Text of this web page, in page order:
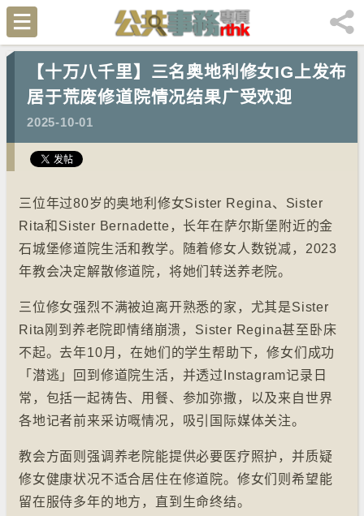
【十万八千里】三名奥地利修女IG上发布
居于荒废修道院情况结果广受欢迎
2025-10-01
三位年过80岁的奥地利修女Sister Regina、Sister
Rita和Sister Bernadette，长年在萨尔斯堡附近的金
石城堡修道院生活和教学。随着修女人数锐减，2023
年教会决定解散修道院，将她们转送养老院。
三位修女强烈不满被迫离开熟悉的家，尤其是Sister
Rita刚到养老院即情绪崩溃，Sister Regina甚至卧床
不起。去年10月，在她们的学生帮助下，修女们成功
「潜逃」回到修道院生活，并透过Instagram记录日
常，包括一起祷告、用餐、参加弥撒，以及来自世界
各地记者前来采访嘅情况，吸引国际媒体关注。
教会方面则强调养老院能提供必要医疗照护，并质疑
修女健康状况不适合居住在修道院。修女们则希望能
留在服侍多年的地方，直到生命终结。